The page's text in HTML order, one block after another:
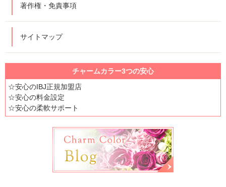
著作権・免責事項
サイトマップ
チャームカラー3つの安心
☆安心のIBJ正規加盟店
☆安心の料金設定
☆安心の柔軟サポート